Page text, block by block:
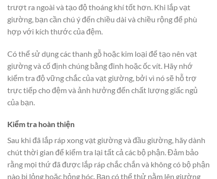
trượt ra ngoài và tạo độ thoáng khí tốt hơn. Khi lắp vạt
giường, bạn cần chú ý đến chiều dài và chiều rộng để phù
hợp với kích thước của đệm.
Có thể sử dụng các thanh gỗ hoặc kim loại để tạo nên vạt
giường và cố định chúng bằng đinh hoặc ốc vít. Hãy nhớ
kiểm tra độ vững chắc của vạt giường, bởi vì nó sẽ hỗ trợ
trực tiếp cho đệm và ảnh hưởng đến chất lượng giấc ngủ
của bạn.
Kiểm tra hoàn thiện
Sau khi đã lắp ráp xong vạt giường và đầu giường, hãy dành
chút thời gian để kiểm tra lại tất cả các bộ phận. Đảm bảo
rằng mọi thứ đã được lắp ráp chắc chắn và không có bộ phận
nào bị lỏng hoặc hỏng hóc. Bạn có thể thử nằm lên giường